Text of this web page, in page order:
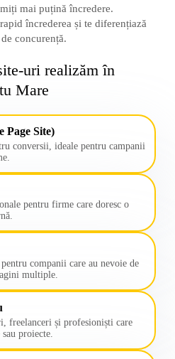
mai puțină încredere.
încrederea și te diferențiază
concurență.
uri realizăm în
Mare
Page Site)
conversii, ideale pentru campanii
pentru firme care doresc o
companii care au nevoie de
multiple.
freelanceri și profesioniști care
proiecte.